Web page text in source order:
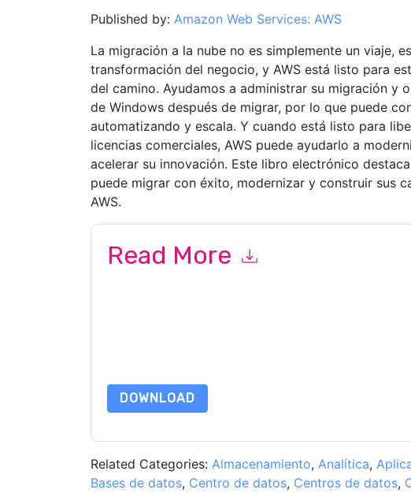
Published by: Amazon Web Services: AWS
La migración a la nube no es simplemente un viaje,
transformación del negocio, y AWS está listo para
del camino. Ayudamos a administrar su migración y
de Windows después de migrar, por lo que puede
automatizando y escala. Y cuando está listo para
licencias comerciales, AWS puede ayudarlo a
acelerar su innovación. Este libro electrónico
puede migrar con éxito, modernizar y construir sus
AWS.
Read More
DOWNLOAD
Related Categories: Almacenamiento, Analítica,
Bases de datos, Centro de datos, Centros de datos,